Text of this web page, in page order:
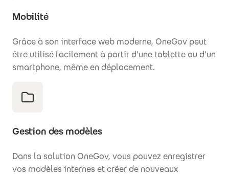
Mobilité
Grâce à son interface web moderne, OneGov peut
être utilisé facilement à partir d'une tablette ou d'un
smartphone, même en déplacement.
Gestion des modèles
Dans la solution OneGov, vous pouvez enregistrer
vos modèles internes et créer de nouveaux